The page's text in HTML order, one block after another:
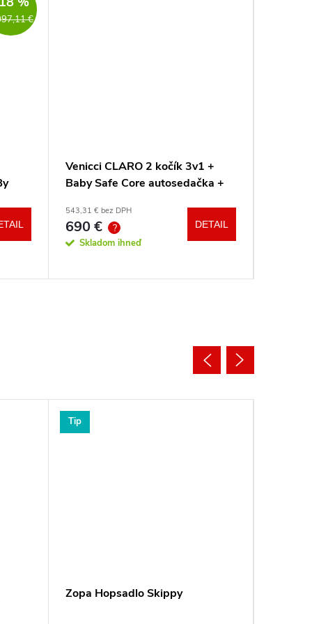
€
Venicci CLARO 2 kočík 3v1 +
Baby Safe Core autosedačka +
543,31 € bez DPH
690 € ?
Skladom ihneď
DETAIL
Tip
Zopa Hopsadlo Skippy